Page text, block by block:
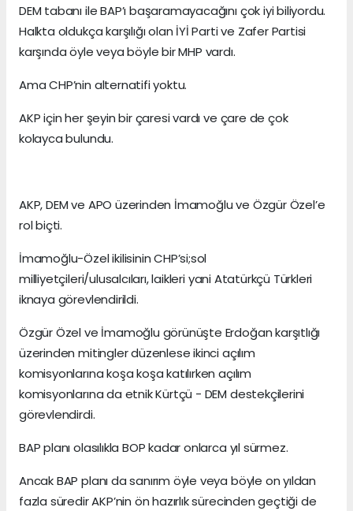
DEM tabanı ile BAP’ı başaramayacağını çok iyi biliyordu.
Halkta oldukça karşılığı olan İYİ Parti ve Zafer Partisi
karşında öyle veya böyle bir MHP vardı.
Ama CHP’nin alternatifi yoktu.
AKP için her şeyin bir çaresi vardı ve çare de çok
kolayca bulundu.
AKP, DEM ve APO üzerinden İmamoğlu ve Özgür Özel’e
rol biçti.
İmamoğlu-Özel ikilisinin CHP’si;sol
milliyetçileri/ulusalcıları, laikleri yani Atatürkçü Türkleri
iknaya görevlendirildi.
Özgür Özel ve İmamoğlu görünüşte Erdoğan karşıtlığı
üzerinden mitingler düzenlese ikinci açılım
komisyonlarına koşa koşa katılırken açılım
komisyonlarına da etnik Kürtçü - DEM destekçilerini
görevlendirdi.
BAP planı olasılıkla BOP kadar onlarca yıl sürmez.
Ancak BAP planı da sanırım öyle veya böyle on yıldan
fazla süredir AKP’nin ön hazırlık sürecinden geçtiği de